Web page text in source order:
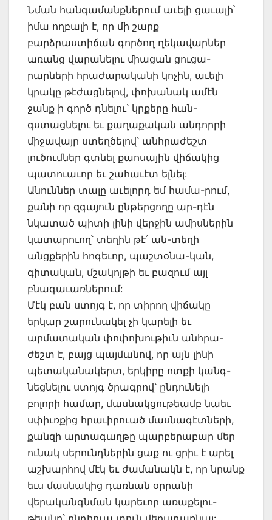
Նման հանգամանքներում աւելի ցաւալի՝
իմա ողբալի է, որ մի շարք
բարձրաստիճան գործող ղեկավարներ
առանց վարանելու միացան ցուցա-
րարների հրաժարականի կոչին, աւելի
կրակը թէժացնելով, փոխանակ ամէն
ջանք ի գործ դնելու՝ կրքերը հան-
գստացնելու եւ քաղաքական անդորրի
միջավայր ստեղծելով՝ անհրաժեշտ
լուծումներ գտնել քաոսային վիճակից
պատուաւոր եւ շահաւէտ ելնել:
Անուններ տալը աւելորդ եմ համա-րում,
քանի որ զգայուն ընթերցողը ար-դէն
նկատած պիտի լինի վերջին ամիսներին
կատարուող՝ տեղին թէ՛ ան-տեղի
անցքերին հոգեւոր, պաշտօնա-կան,
գիտական, մշակոյթի եւ բազում այլ
բնագաւառներում:
Մէկ բան ստոյգ է, որ տիրող վիճակը
երկար շարունակել չի կարելի եւ
արմատական փոփոխութիւն անհրա-
ժեշտ է, բայց պայմանով, որ այն լինի
պետականակերտ, երկիրը ոտքի կանգ-
նեցնելու ստոյգ ծրագրով՝ ընդունելի
բոլորի համար, մասնակցութեամբ նաեւ
սփիւռքից հրաւիրուած մասնագէտների,
քանզի արտագաղթը պարբերաբար մեր
ունակ սերունդներին ցաք ու ցրիւ է արել
աշխարհով մէկ եւ ժամանակն է, որ նրանք
եւս մասնակից դառնան օրրանի
վերականգնման կարեւոր առաքելու-